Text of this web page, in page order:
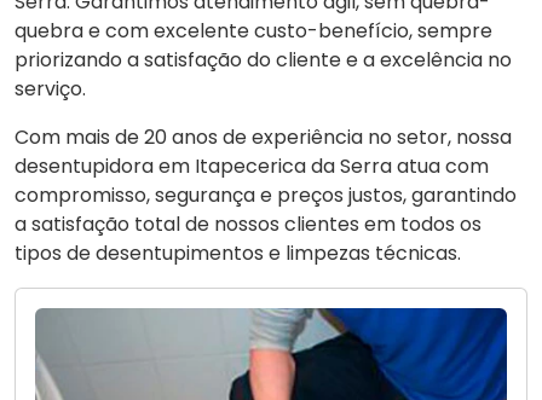
quebra e com excelente custo-benefício, sempre
priorizando a satisfação do cliente e a excelência no
serviço.
Com mais de 20 anos de experiência no setor, nossa
desentupidora em Itapecerica da Serra atua com
compromisso, segurança e preços justos, garantindo
a satisfação total de nossos clientes em todos os
tipos de desentupimentos e limpezas técnicas.